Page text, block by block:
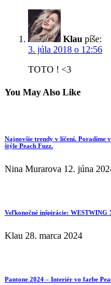
Klau píše:
3. júla 2018 o 12:56
TOTO ! <3
You May Also Like
Najnovšie trendy v líčení. Poradíme
štýle Peach Fuzz.
Nina Murarova 12. júna
Veľkonočné inšpirácie:
Klau 28. marca 2024
Pantone 2024 – Interiér vo farbe